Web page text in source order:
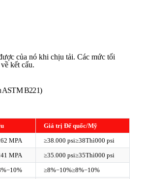
của nó khi chịu tải. Các mức tối
kết cấu.
ASTM B221)
Giá trị Đế quốc/Mỹ
MPA ≥38.000 psi≥38Thì000 psi
MPA ≥35.000 psi≥35Thì000 psi
−10% ≥8%−10%≥8%−10%